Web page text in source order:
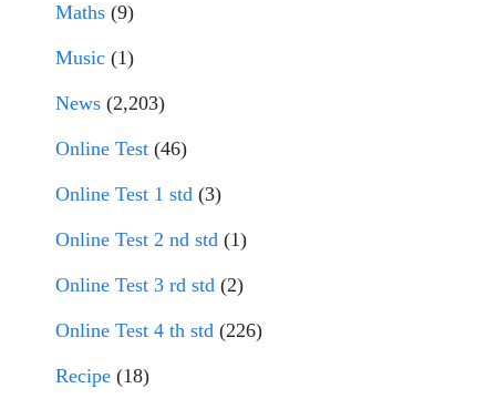
Maths (9)
Music (1)
News (2,203)
Online Test (46)
Online Test 1 std (3)
Online Test 2 nd std (1)
Online Test 3 rd std (2)
Online Test 4 th std (226)
Recipe (18)